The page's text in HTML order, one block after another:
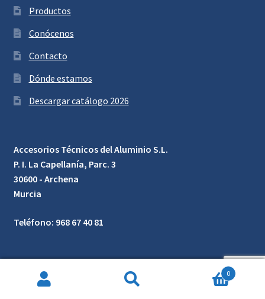
Productos
Conócenos
Contacto
Dónde estamos
Descargar catálogo 2026
Accesorios Técnicos del Aluminio S.L.
P. I. La Capellanía, Parc. 3
30600 - Archena
Murcia
Teléfono: 968 67 40 81
Búsqueda
0